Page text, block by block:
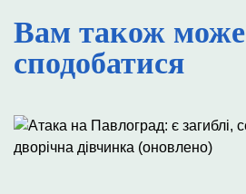
Вам також може
сподобатися